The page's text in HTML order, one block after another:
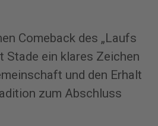
Comeback des „Laufs
Stade ein klares Zeichen
und den Erhalt
zum Abschluss